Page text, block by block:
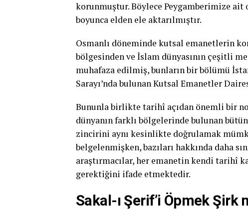
korunmuştur. Böylece Peygamberimize
boyunca elden ele aktarılmıştır.
Osmanlı döneminde kutsal emanetlerin
bölgesinden ve İslam dünyasının çeşitli
muhafaza edilmiş, bunların bir bölümü
Sarayı’nda bulunan Kutsal Emanetler
Bununla birlikte tarihî açıdan önemli bir
dünyanın farklı bölgelerinde bulunan
zincirini aynı kesinlikte doğrulamak
belgelenmişken, bazıları hakkında daha
araştırmacılar, her emanetin kendi tarihî
gerektiğini ifade etmektedir.
Sakal-ı Şerif’i Öpmek Şirk